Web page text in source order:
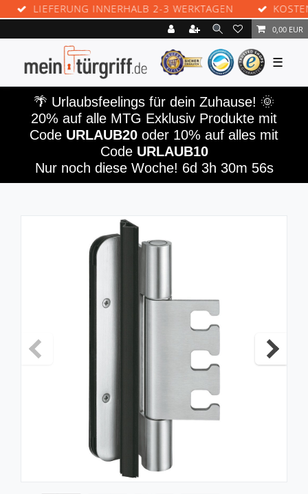
LIEFERUNG INNERHALB 2-3 WERKTAGEN
0,00 EUR
☰
🌴️ Urlaubsfeelings für dein Zuhause! 🌞
20% auf alle MTG Exklusiv Produkte mit
Code URLAUB20 oder 10% auf alles mit
Code URLAUB10
Nur noch diese Woche! 6d 3h 30m 56s